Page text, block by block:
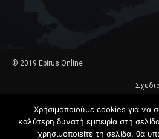
© 2019 Epirus Online
Χρησιμοποιούμε cookies για να
καλύτερη δυνατή εμπειρία στη
χρησιμοποιείτε τη σελίδα, θα